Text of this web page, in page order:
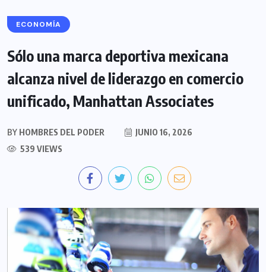
ECONOMÍA
Sólo una marca deportiva mexicana
alcanza nivel de liderazgo en comercio
unificado, Manhattan Associates
BY HOMBRES DEL PODER
JUNIO 16, 2026
539 VIEWS